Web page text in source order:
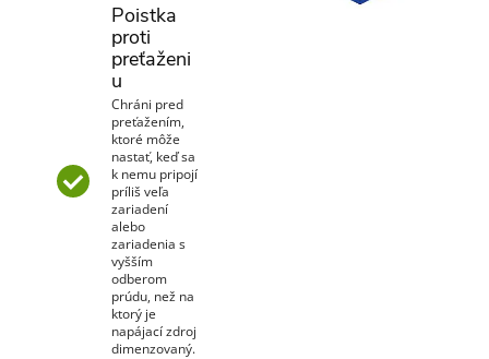
Poistka
proti
preťaženi
u
Chráni pred
preťažením,
ktoré môže
nastať, keď sa
k nemu pripojí
príliš veľa
zariadení
alebo
zariadenia s
vyšším
odberom
prúdu, než na
ktorý je
napájací zdroj
dimenzovaný.